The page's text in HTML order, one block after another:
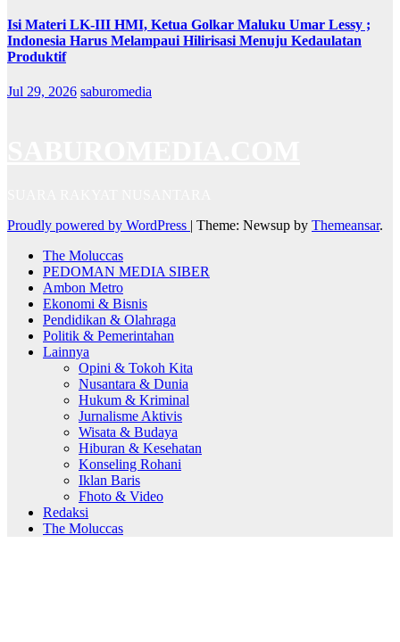
Isi Materi LK-III HMI, Ketua Golkar Maluku Umar Lessy ;
Indonesia Harus Melampaui Hilirisasi Menuju Kedaulatan
Produktif
Jul 29, 2026 saburomedia
Proudly powered by WordPress | Theme: Newsup by Themeansar.
The Moluccas
PEDOMAN MEDIA SIBER
Ambon Metro
Ekonomi & Bisnis
Pendidikan & Olahraga
Politik & Pemerintahan
Lainnya
Opini & Tokoh Kita
Nusantara & Dunia
Hukum & Kriminal
Jurnalisme Aktivis
Wisata & Budaya
Hiburan & Kesehatan
Konseling Rohani
Iklan Baris
Fhoto & Video
Redaksi
The Moluccas